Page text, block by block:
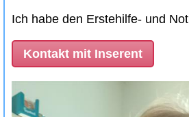
Ich habe den Erstehilfe- und
Kontakt mit Inserent